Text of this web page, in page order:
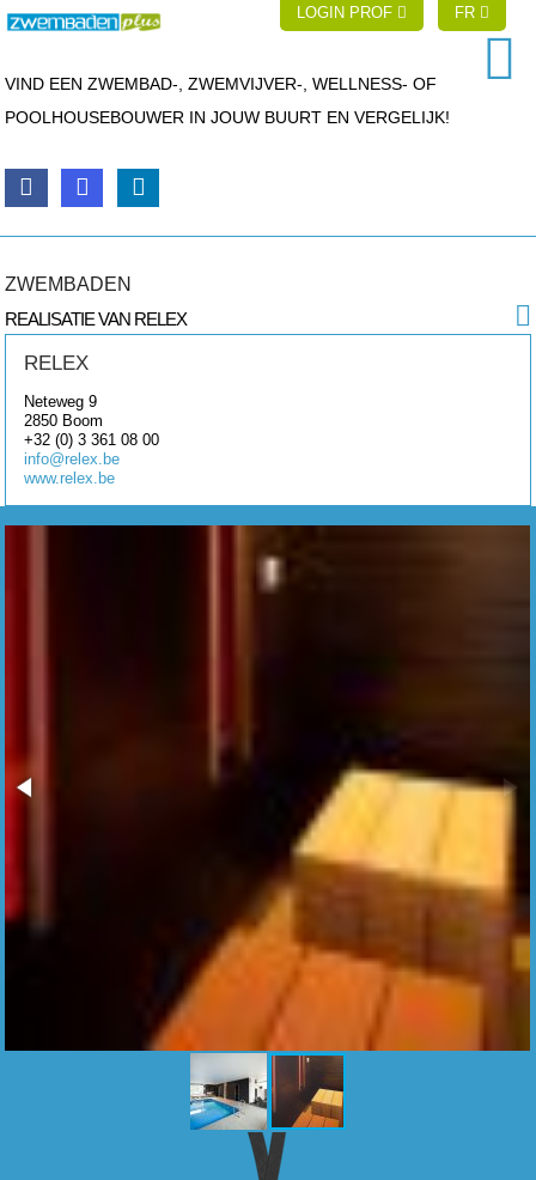
LOGIN PROF FR
VIND EEN ZWEMBAD-, ZWEMVIJVER-, WELLNESS- OF
POOLHOUSEBOUWER IN JOUW BUURT EN VERGELIJK!
ZWEMBADEN
REALISATIE VAN RELEX
RELEX
Neteweg 9
2850 Boom
+32 (0) 3 361 08 00
info@relex.be
www.relex.be